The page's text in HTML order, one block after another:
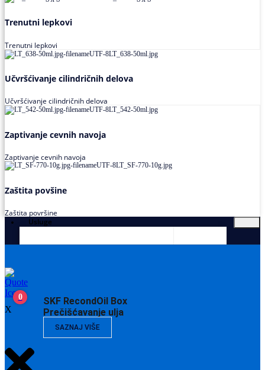
Trenutni lepkovi
Trenutni lepkovi
Učvršćivanje cilindričnih delova
Učvršćivanje cilindričnih delova
Zaptivanje cevnih navoja
Zaptivanje cevnih navoja
Zaštita povšine
Zaštita površine
Usluge
SKF RecondOil Box
Prečišćavanje ulja
SAZNAJ VIŠE
0
X